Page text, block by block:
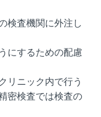
検査機関に外注し
にするための配慮
リニック内で行う
密検査では検査の